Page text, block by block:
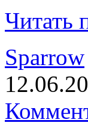
Читать
Sparrow